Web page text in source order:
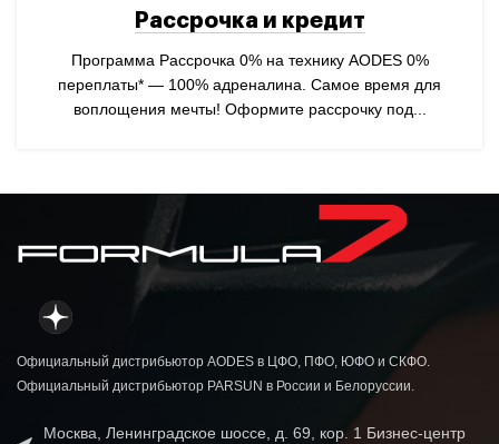
Рассрочка и кредит
Программа Рассрочка 0% на технику AODES 0%
переплаты* — 100% адреналина. Самое время для
воплощения мечты! Оформите рассрочку под...
Официальный дистрибьютор AODES в ЦФО, ПФО, ЮФО и СКФО.
Официальный дистрибьютор PARSUN в России и Белоруссии.
Москва, Ленинградское шоссе, д. 69, кор. 1 Бизнес-центр